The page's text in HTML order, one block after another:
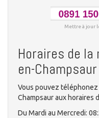
Mettre à jour
Horaires de la
en-Champsaur
Vous pouvez téléphonez
Champsaur aux horaires
Du Mardi au Mercredi: